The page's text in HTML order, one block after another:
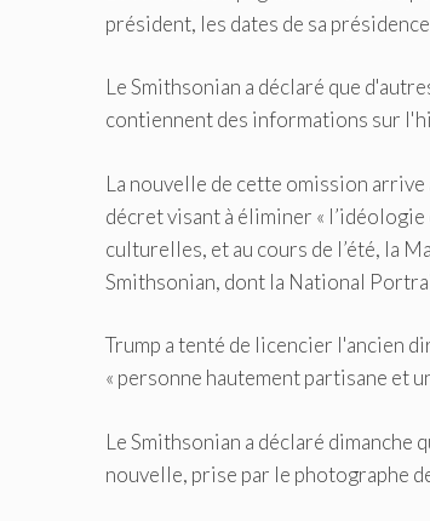
président, les dates de sa
Le Smithsonian a déclaré que
contiennent des informations sur
La nouvelle de cette omission
décret visant à éliminer «
culturelles, et au cours de l’été, la
Smithsonian, dont la National
Trump a tenté de licencier l'ancien
« personne hautement partisane et
Le Smithsonian a déclaré
nouvelle, prise par le photographe